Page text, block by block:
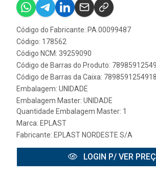
Código do Fabricante: PA.00099487
Código: 178562
Código NCM: 39259090
Código de Barras do Produto:
Código de Barras da Caixa: 7898591254918
Embalagem: UNIDADE
Embalagem Master: UNIDADE
Quantidade Embalagem Master: 1
Marca: EPLAST
Fabricante: EPLAST NORDESTE S/A
LOGIN P/ VER